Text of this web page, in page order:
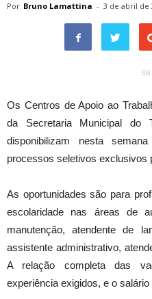
Por Bruno Lamattina - 3 de abril de
Os Centros de Apoio ao
da Secretaria Municipal do
disponibilizam nesta
processos seletivos exclusivos
As oportunidades são para
escolaridade nas áreas de
manutenção, atendente de
assistente administrativo,
A relação completa das
experiência exigidos, e o